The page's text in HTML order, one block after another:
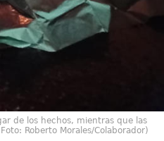
de los hechos, mientras que las
Roberto Morales/Colaborador)